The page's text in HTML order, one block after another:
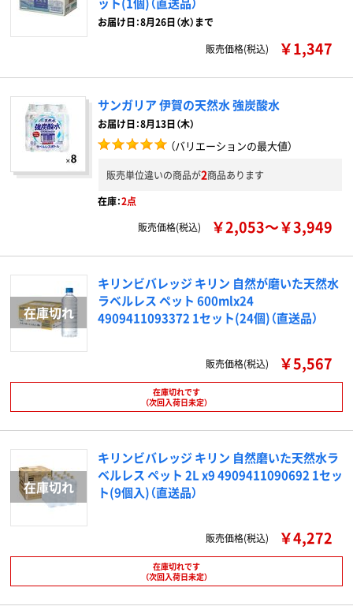
お届け日：8月26日（水）まで
販売価格(税込)
￥1,347
サンガリア 伊賀の天然水 強炭酸水
お届け日：8月13日（木）
（バリエーションの最大値）
販売単位違いの商品が2商品あります
在庫：2点
販売価格(税込)
￥2,053～￥3,949
キリンビバレッジ キリン 自然が磨いた天然水
ラベルレス ペット 600mlx24
4909411093372 1セット(24個)（直送品）
販売価格(税込) ￥5,567
在庫切れです
（次回入荷日未定）
キリンビバレッジ キリン 自然磨いた天然水ラ
ベルレス ペット 2L x9 4909411090692 1セッ
ト(9個入)（直送品）
販売価格(税込) ￥4,272
在庫切れです
（次回入荷日未定）